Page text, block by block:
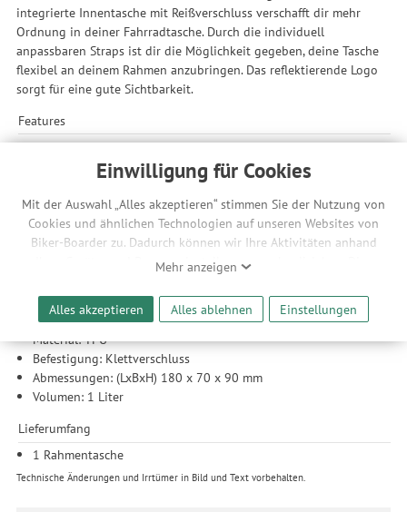
Einwilligung für Cookies
Mit der Auswahl „Alles akzeptieren“ stimmen Sie der Nutzung von
Cookies und ähnlichen Technologien auf unseren Websites von
Biker-Boarder zu. Dadurch können wir Ihre Aktivitäten anhand
Ihrer Geräte- und Browsereinstellungen nachvollziehen. Dies
Werbeanzeigen für Sie bereitzustellen sowie Funktionalitäten
unserer Website sicherzustellen und stetig zu verbessern. Dabei
werden Ihre Daten auch an Drittanbieter und Werbepartner
weitergegeben. Die Verarbeitung erfolgt ausschließlich zum
Zwecke der Einbindung von Streaming-Inhalten und der
Durchführung von statistischer Analyse, Reichweitenmessungen,
Informationen zu den einzelnen Funktionen, den Drittanbietern
und der Speicherdauer finden Sie unter Einstellungen. Diese
Einwilligung ist freiwillig, für die Nutzung unserer Website nicht
Mehr anzeigen
Alles akzeptieren Alles ablehnen Einstellungen
integrierte Innentasche mit Reißverschluss verschafft dir mehr
Ordnung in deiner Fahrradtasche. Durch die individuell
anpassbaren Straps ist dir die Möglichkeit gegeben, deine Tasche
flexibel an deinem Rahmen anzubringen. Das reflektierende Logo
sorgt für eine gute Sichtbarkeit.
Features
wasserabweisend
abriebfestes Außenmaterial, PVC-frei
verschweißte Konstruktion
reflektierendes Logo
verstellbare Klettverschlusshalterungen bieten besten Halt
am Rahmen
Innenfach mit Reißverschluss
Technische Daten
Material: TPU
Befestigung: Klettverschluss
Abmessungen: (LxBxH) 180 x 70 x 90 mm
Volumen: 1 Liter
Lieferumfang
1 Rahmentasche
Technische Änderungen und Irrtümer in Bild und Text vorbehalten.